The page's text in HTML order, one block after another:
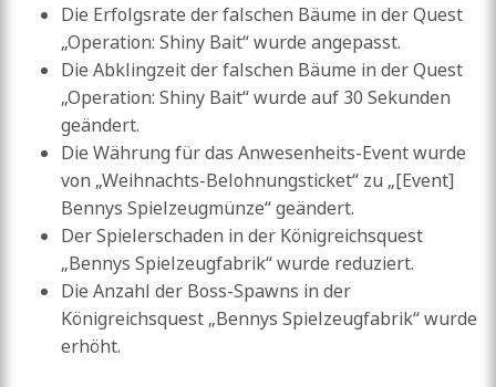
Die Erfolgsrate der falschen Bäume in der Quest
„Operation: Shiny Bait“ wurde angepasst.
Die Abklingzeit der falschen Bäume in der Quest
„Operation: Shiny Bait“ wurde auf 30 Sekunden
geändert.
Die Währung für das Anwesenheits-Event wurde
von „Weihnachts-Belohnungsticket“ zu „[Event]
Bennys Spielzeugmünze“ geändert.
Der Spielerschaden in der Königreichsquest
„Bennys Spielzeugfabrik“ wurde reduziert.
Die Anzahl der Boss-Spawns in der
Königreichsquest „Bennys Spielzeugfabrik“ wurde
erhöht.